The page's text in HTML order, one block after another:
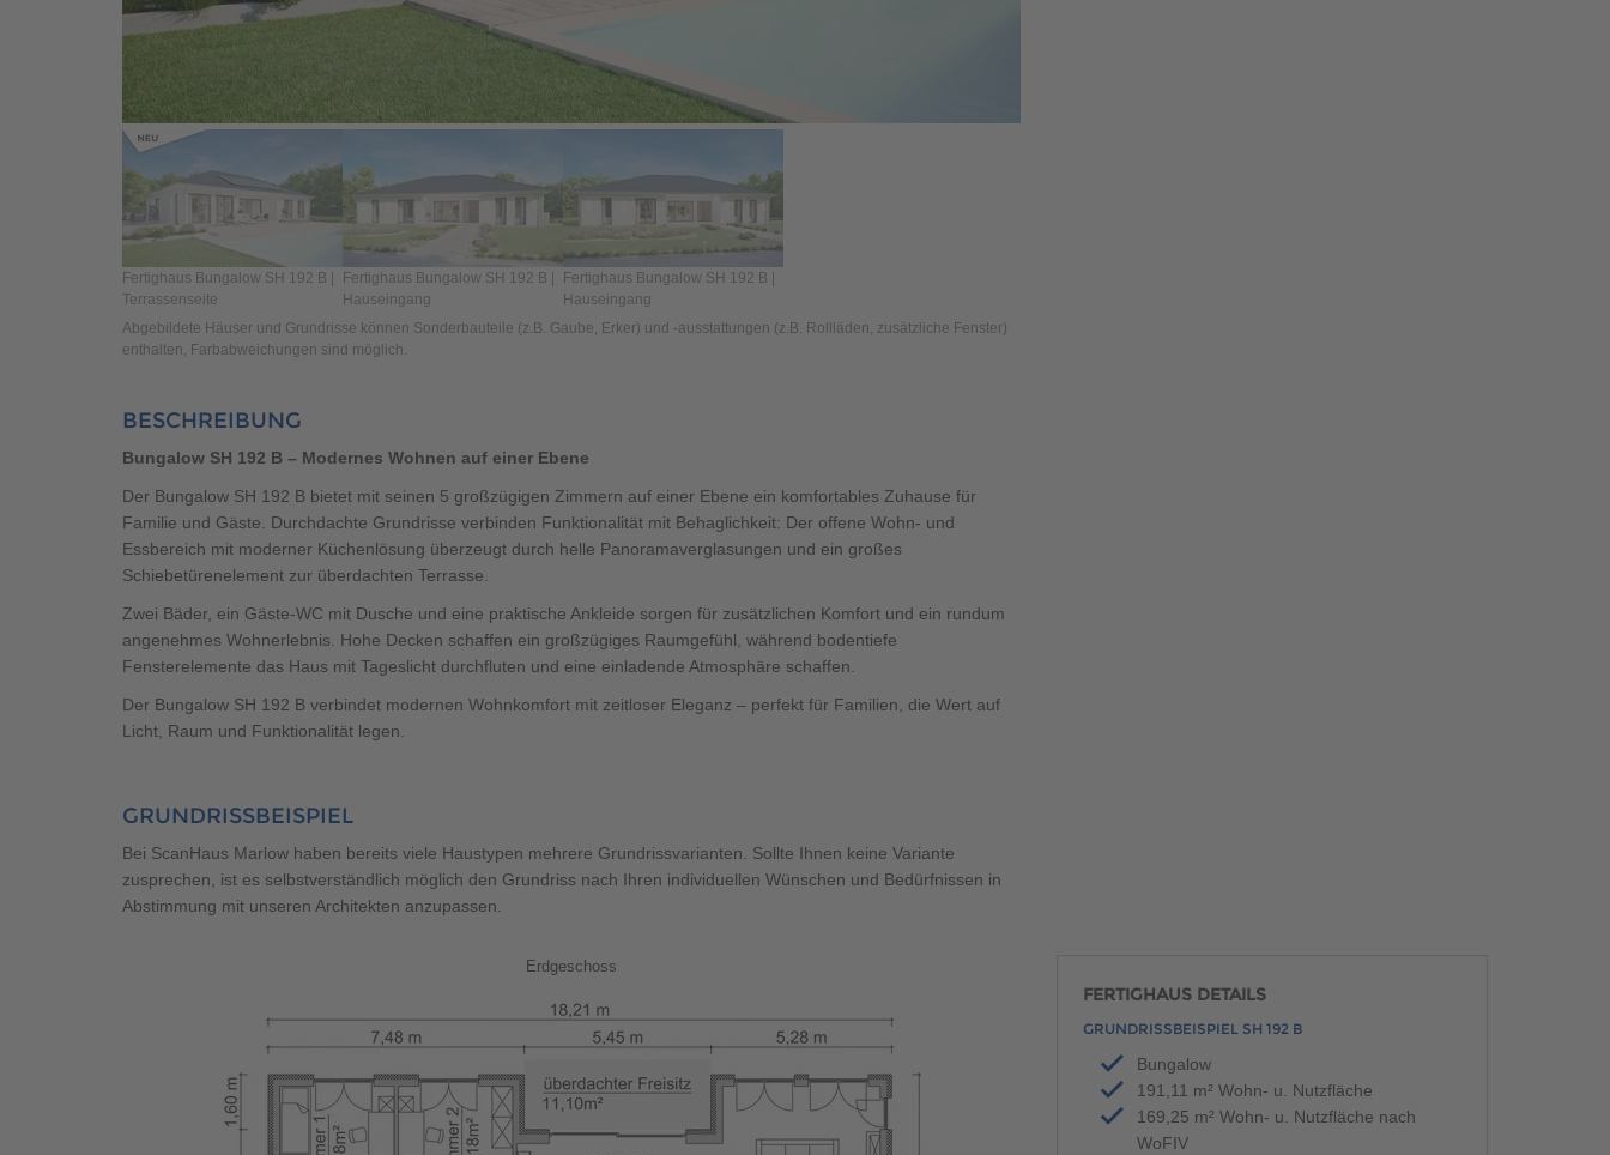
Fertighaus Bungalow SH 192 B |
Terrassenseite
Fertighaus Bungalow SH 192 B |
Hauseingang
Fertighaus Bungalow SH 192 B |
Hauseingang
Abgebildete Häuser und Grundrisse können Sonderbauteile (z.B. Gaube, Erker) und -ausstattungen (z.B. Rollläden, zusätzliche Fenster)
enthalten, Farbabweichungen sind möglich.
BESCHREIBUNG
Bungalow SH 192 B – Modernes Wohnen auf einer Ebene
Der Bungalow SH 192 B bietet mit seinen 5 großzügigen Zimmern auf einer Ebene ein komfortables Zuhause für
Familie und Gäste. Durchdachte Grundrisse verbinden Funktionalität mit Behaglichkeit: Der offene Wohn- und
Essbereich mit moderner Küchenlösung überzeugt durch helle Panoramaverglasungen und ein großes
Schiebetürenelement zur überdachten Terrasse.
Zwei Bäder, ein Gäste-WC mit Dusche und eine praktische Ankleide sorgen für zusätzlichen Komfort und ein rundum
angenehmes Wohnerlebnis. Hohe Decken schaffen ein großzügiges Raumgefühl, während bodentiefe
Fensterelemente das Haus mit Tageslicht durchfluten und eine einladende Atmosphäre schaffen.
Der Bungalow SH 192 B verbindet modernen Wohnkomfort mit zeitloser Eleganz – perfekt für Familien, die Wert auf
Licht, Raum und Funktionalität legen.
GRUNDRISSBEISPIEL
Bei ScanHaus Marlow haben bereits viele Haustypen mehrere Grundrissvarianten. Sollte Ihnen keine Variante
zusprechen, ist es selbstverständlich möglich den Grundriss nach Ihren individuellen Wünschen und Bedürfnissen in
Abstimmung mit unseren Architekten anzupassen.
FERTIGHAUS DETAILS
GRUNDRISSBEISPIEL SH 192 B
Bungalow
191,11 m² Wohn- u. Nutzfläche
169,25 m² Wohn- u. Nutzfläche nach
WoFIV
Erdgeschoss